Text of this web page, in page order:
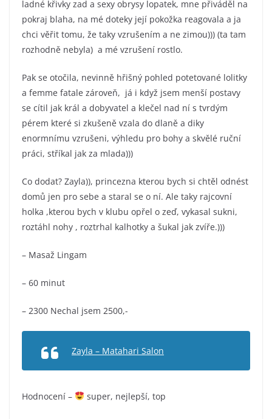
ladné křivky zad a sexy obrysy lopatek, mne přiváděl na
pokraj blaha, na mé doteky její pokožka reagovala a ja
chci věřit tomu, že taky vzrušením a ne zimou))) (ta tam
rozhodně nebyla) a mé vzrušení rostlo.
Pak se otočila, nevinně hřišný pohled potetované lolitky
a femme fatale zároveň, já i když jsem menší postavy
se cítil jak král a dobyvatel a klečel nad ní s tvrdým
pérem které si zkušeně vzala do dlaně a diky
enormnímu vzrušeni, výhledu pro bohy a skvělé ruční
práci, stříkal jak za mlada)))
Co dodat? Zayla)), princezna kterou bych si chtěl odnést
domů jen pro sebe a staral se o ní. Ale taky rajcovní
holka ,kterou bych v klubu opřel o zeď, vykasal sukni,
roztáhl nohy , roztrhal kalhotky a šukal jak zvíře.)))
– Masaž Lingam
– 60 minut
– 2300 Nechal jsem 2500,-
Zayla – Matahari Salon
Hodnocení – super, nejlepší, top